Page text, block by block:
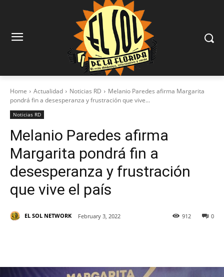
Home Actualidad Noticias RD
Melanio Paredes afirma Margarita
pondrá fin a desesperanza y frustración que vive...
Noticias RD
Melanio Paredes afirma
Margarita pondrá fin a
desesperanza y frustración
que vive el país
EL SOL NETWORK February 3, 2022 0
912